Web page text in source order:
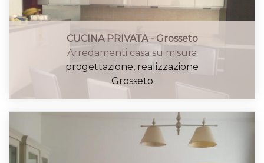
CUCINA PRIVATA - Grosseto
Arredamenti casa su misura
progettazione, realizzazione
Grosseto